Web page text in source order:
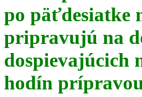
po päťdesiatke
pripravujú na
dospievajúcich
hodín